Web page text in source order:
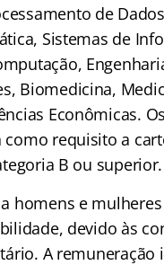
de
Sistemas de
Biomedicina,
Econômicas.
como requisito a
B ou superior.
homens e
devido às
A remuneração